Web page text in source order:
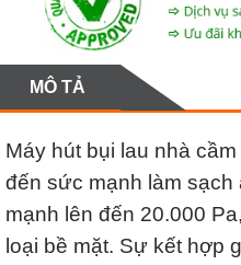
MÔ TẢ
Máy hút bụi lau nhà
đến sức mạnh làm
mạnh lên đến 20.000
loại bề mặt. Sự kết hợp